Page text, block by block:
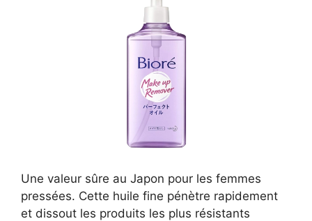
Une valeur sûre au Japon pour les femmes
pressées. Cette huile fine pénètre rapidement
et dissout les produits les plus résistants